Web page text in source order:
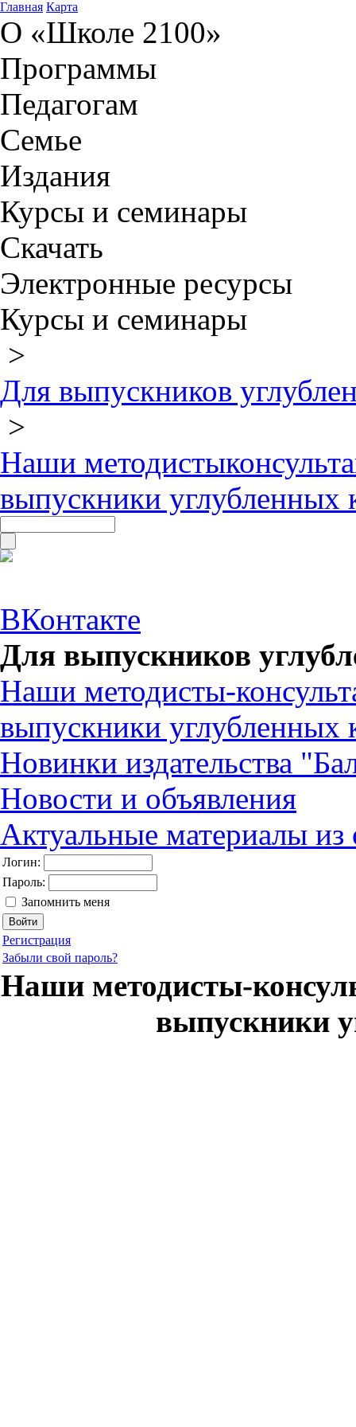
Главная Карта
О «Школе 2100»
Программы
Педагогам
Семье
Издания
Курсы и семинары
Скачать
Электронные ресурсы
Курсы и семинары
>
Для выпускников
>
Наши
выпускники углубленных
ВКонтакте
Для выпускников
Наши методисты-
выпускники углубленных
Новинки издательства
Новости и объявления
Актуальные материалы
Логин:
Пароль:
Запомнить меня
Регистрация
Забыли свой пароль?
Наши методисты-
выпускники